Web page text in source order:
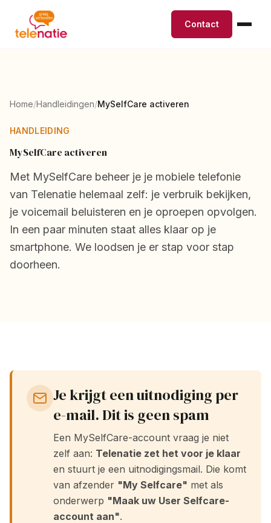
Contact
Home/Handleidingen/MySelfCare activeren
HANDLEIDING
MySelfCare activeren
Met MySelfCare beheer je je mobiele telefonie
van Telenatie helemaal zelf: je verbruik bekijken,
je voicemail beluisteren en je oproepen opvolgen.
In een paar minuten staat alles klaar op je
smartphone. We loodsen je er stap voor stap
doorheen.
Je krijgt een uitnodiging per
e-mail. Dit is geen spam
Een MySelfCare-account vraag je niet
zelf aan: Telenatie zet het voor je klaar
en stuurt je een uitnodigingsmail. Die komt
van afzender "My Selfcare" met als
onderwerp "Maak uw User Selfcare-
account aan".